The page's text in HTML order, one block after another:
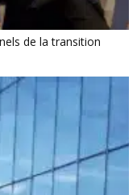
de la transition